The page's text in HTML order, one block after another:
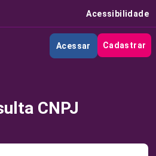
Acessibilidade
Acessar Cadastrar
CNPJ